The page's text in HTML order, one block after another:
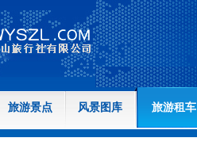
旅游景点 风景图库 旅游租车